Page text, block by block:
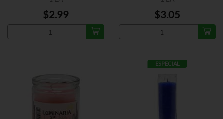
$2.99 $3.05
ESPECIAL